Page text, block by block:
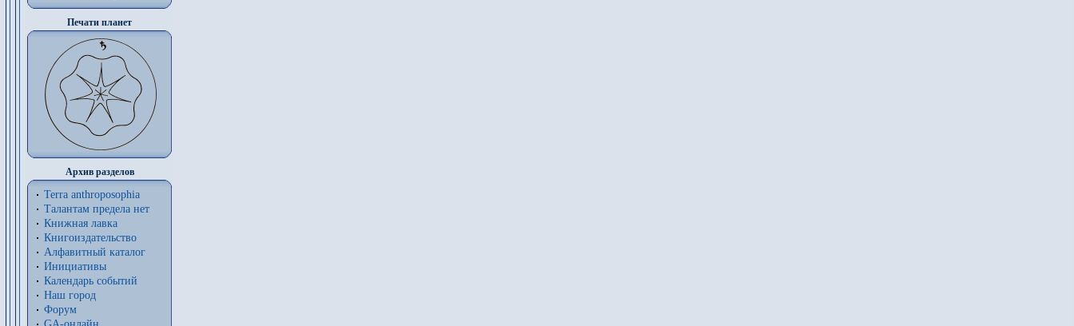
Печати планет
Архив разделов
Terra anthroposophia
Талантам предела нет
Книжная лавка
Книгоиздательство
Алфавитный каталог
Инициативы
Календарь событий
Наш город
Форум